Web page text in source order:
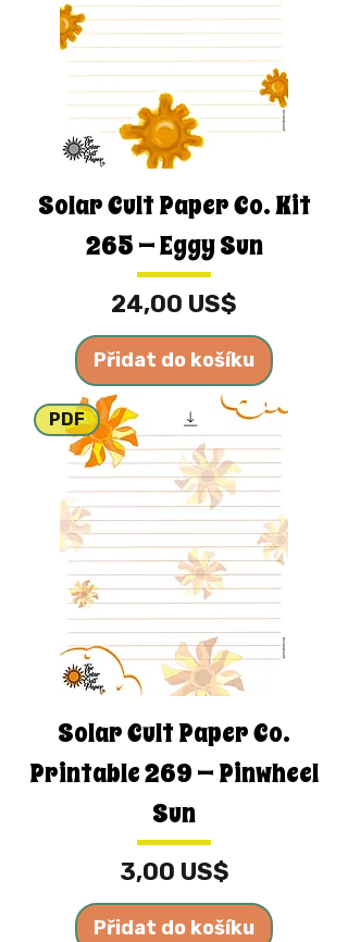
Solar Cult Paper Co. Kit
265 — Eggy Sun
Cena
24,00 US$
Přidat do košíku
PDF
Solar Cult Paper Co.
Printable 269 — Pinwheel
Sun
Cena
3,00 US$
Přidat do košíku